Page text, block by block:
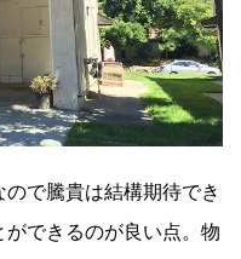
で騰貴は結構期待でき
できるのが良い点。物